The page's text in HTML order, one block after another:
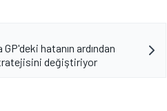
hatanın ardından
değiştiriyor